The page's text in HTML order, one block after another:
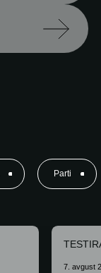
Parti
7. avgust